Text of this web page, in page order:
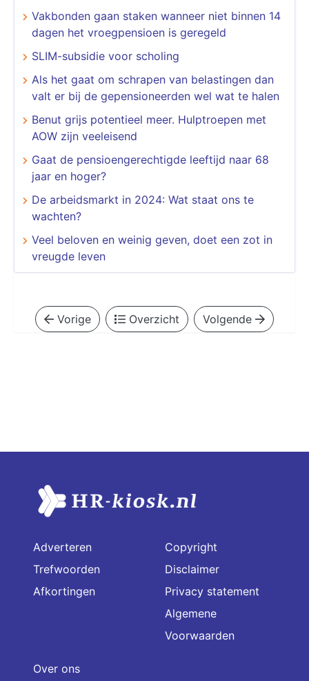
Vakbonden gaan staken wanneer niet binnen 14
dagen het vroegpensioen is geregeld
SLIM-subsidie voor scholing
Als het gaat om schrapen van belastingen dan
valt er bij de gepensioneerden wel wat te halen
Benut grijs potentieel meer. Hulptroepen met
AOW zijn veeleisend
Gaat de pensioengerechtigde leeftijd naar 68
jaar en hoger?
De arbeidsmarkt in 2024: Wat staat ons te
wachten?
Veel beloven en weinig geven, doet een zot in
vreugde leven
Vorige Overzicht Volgende
Adverteren
Trefwoorden
Afkortingen
Copyright
Disclaimer
Privacy statement
Algemene
Voorwaarden
Over ons